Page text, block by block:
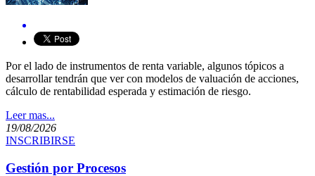
​Por el lado de instrumentos de renta variable, algunos tópicos a
desarrollar tendrán que ver con modelos de valuación de acciones,
cálculo de rentabilidad esperada y estimación de riesgo.
Leer mas...
19/08/2026
INSCRIBIRSE
Gestión por Procesos